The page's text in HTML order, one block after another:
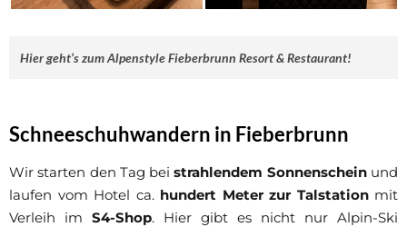
Hier geht’s zum Alpenstyle Fieberbrunn Resort & Restaurant!
Schneeschuhwandern in Fieberbrunn
Wir starten den Tag beistrahlendem Sonnenscheinund
laufen vom Hotel ca. hundert Meter zur Talstationmit
Verleih im S4-Shop. Hier gibt es nicht nur Alpin-Ski